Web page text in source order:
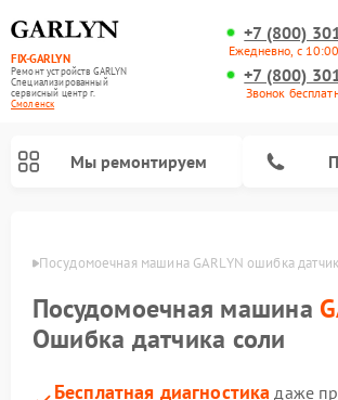
FIX-GARLYN
Ремонт устройств GARLYN
Специализированный
cервисный центр г.
Смоленск
+7 (800)
Ежедневно, с
+7 (800)
Звонок
Мы ремонтируем
Посудомоечная машина GARLYN ошибка
Посудомоечная машина
Ошибка датчика соли
Бесплатная диагностика даже